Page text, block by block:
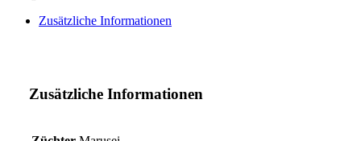
Zusätzliche Informationen
Zusätzliche Informationen